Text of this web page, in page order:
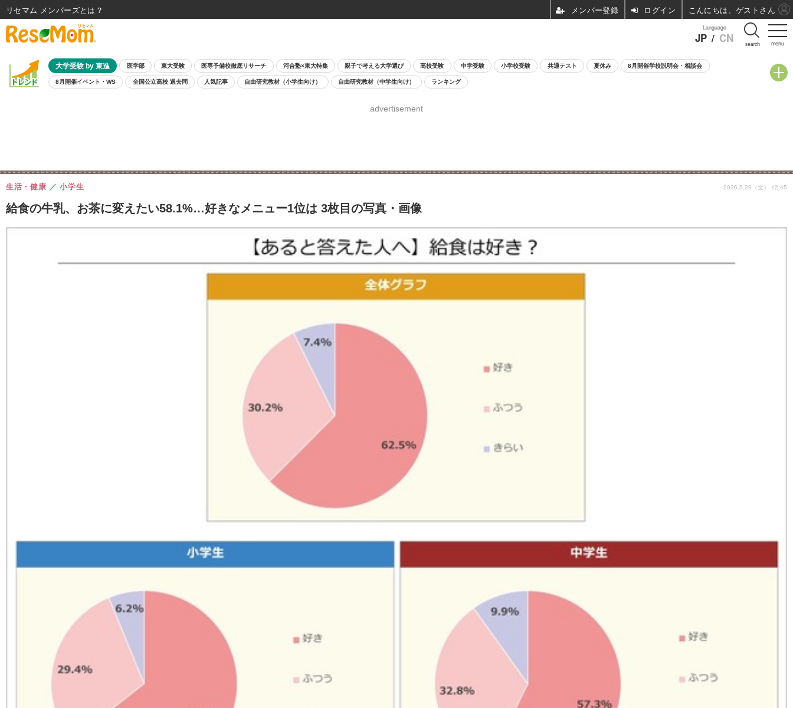
menu
Language
JP / CN search
大学受験 by 東進 医学部 東大受験 医専予備校徹底リサーチ 河合塾×東大特集 親子で考える大学選び 高校受験 中学受験 小学校受験 共通テスト 夏休み 8月開催学校説明会・相談会
8月開催イベント・WS 全国公立高校 過去問 人気記事 自由研究教材（小学生向け） 自由研究教材（中学生向け） ランキング
advertisement
給食の牛乳、お茶に変えたい58.1%…好きなメニュー1位は 3枚目の写真・画像
生活・健康 小学生 2026.5.29（金） 12:45
リセマム メンバーズ ログイン こんにちは、ゲストさん